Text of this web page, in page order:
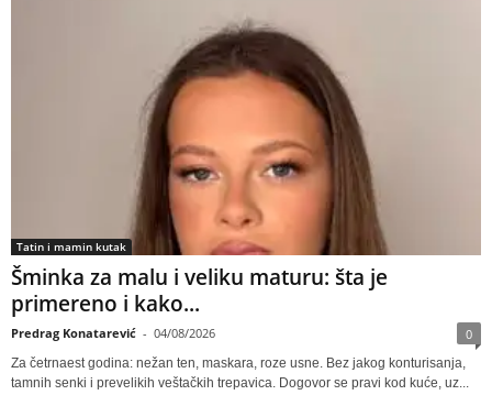
Tatin i mamin kutak
Šminka za malu i veliku maturu: šta je
primereno i kako...
Predrag Konatarević - 04/08/2026 0
Za četrnaest godina: nežan ten, maskara, roze usne. Bez jakog konturisanja,
tamnih senki i prevelikih veštačkih trepavica. Dogovor se pravi kod kuće, uz...